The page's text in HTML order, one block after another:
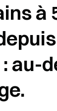
à
au-